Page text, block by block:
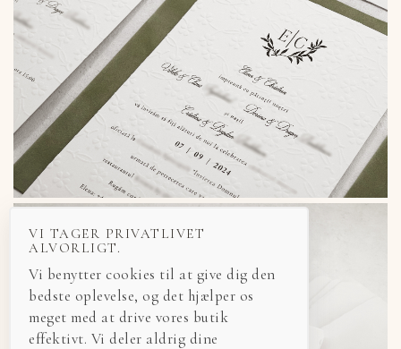
VI TAGER PRIVATLIVET
ALVORLIGT.
Vi benytter cookies til at give dig den
bedste oplevelse, og det hjælper os
meget med at drive vores butik
effektivt. Vi deler aldrig dine